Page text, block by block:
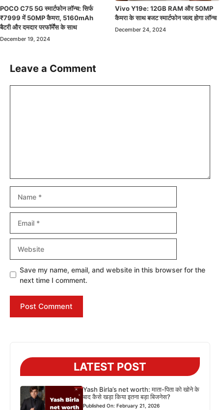
POCO C75 5G स्मार्टफोन लॉन्च: सिर्फ
₹7999 में 50MP कैमरा, 5160mAh
बैटरी और दमदार परफॉर्मेंस के साथ
December 19, 2024
Vivo Y19e: 12GB RAM और 50MP
कैमरा के साथ बजट स्मार्टफोन जल्द होगा लॉन्च
December 24, 2024
Leave a Comment
Save my name, email, and website in this browser for the
next time I comment.
LATEST POST
Yash Birla’s net worth: माता-पिता को खोने के
बाद कैसे खड़ा किया इतना बड़ा बिजनेस?
Published On: February 21, 2026